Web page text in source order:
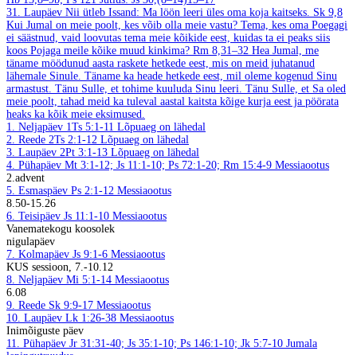
31. Laupäev Nii ütleb Issand: Ma löön leeri üles oma koja kaitseks. Sk 9,8
Kui Jumal on meie poolt, kes võib olla meie vastu? Tema, kes oma Poegagi
ei säästnud, vaid loovutas tema meie kõikide eest, kuidas ta ei peaks siis
koos Pojaga meile kõike muud kinkima? Rm 8,31–32 Hea Jumal, me
täname möödunud aasta raskete hetkede eest, mis on meid juhatanud
lähemale Sinule. Täname ka heade hetkede eest, mil oleme kogenud Sinu
armastust. Tänu Sulle, et tohime kuuluda Sinu leeri. Tänu Sulle, et Sa oled
meie poolt, tahad meid ka tuleval aastal kaitsta kõige kurja eest ja pöörata
heaks ka kõik meie eksimused.
1. Neljapäev 1Ts 5:1-11 Lõpuaeg on lähedal
2. Reede 2Ts 2:1-12 Lõpuaeg on lähedal
3. Laupäev 2Pt 3:1-13 Lõpuaeg on lähedal
4. Pühapäev Mt 3:1-12; Js 11:1-10; Ps 72:1-20; Rm 15:4-9 Messiaootus
2.advent
5. Esmaspäev Ps 2:1-12 Messiaootus
8.50-15.26
6. Teisipäev Js 11:1-10 Messiaootus
Vanematekogu koosolek
nigulapäev
7. Kolmapäev Js 9:1-6 Messiaootus
KUS sessioon, 7.-10.12
8. Neljapäev Mi 5:1-14 Messiaootus
6.08
9. Reede Sk 9:9-17 Messiaootus
10. Laupäev Lk 1:26-38 Messiaootus
Inimõiguste päev
11. Pühapäev Jr 31:31-40; Js 35:1-10; Ps 146:1-10; Jk 5:7-10 Jumala